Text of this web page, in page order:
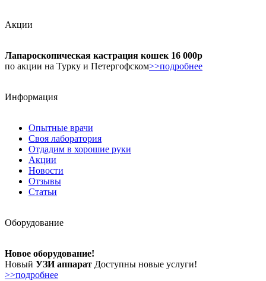
Акции
Лапароскопическая кастрация кошек 16 000р
по акции на Турку и Петергофском>>подробнее
Информация
Опытные врачи
Своя лаборатория
Отдадим в хорошие руки
Акции
Новости
Отзывы
Статьи
Оборудование
Новое оборудование!
Новый УЗИ аппарат Доступны новые услуги!
>>подробнее